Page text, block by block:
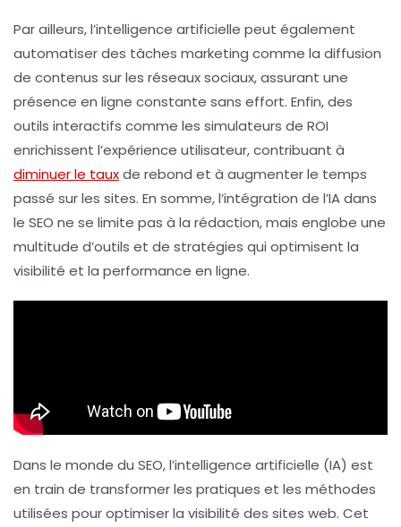
Par ailleurs, l’intelligence artificielle peut également
automatiser des tâches marketing comme la diffusion
de contenus sur les réseaux sociaux, assurant une
présence en ligne constante sans effort. Enfin, des
outils interactifs comme les simulateurs de ROI
enrichissent l’expérience utilisateur, contribuant à
diminuer le tauxde rebond et à augmenter le temps
passé sur les sites. En somme, l’intégration de l’IA dans
le SEO ne se limite pas à la rédaction, mais englobe une
multitude d’outils et de stratégies qui optimisent la
visibilité et la performance en ligne.
Dans le monde du SEO, l’intelligence artificielle (IA) est
en train de transformer les pratiques et les méthodes
utilisées pour optimiser la visibilité des sites web. Cet